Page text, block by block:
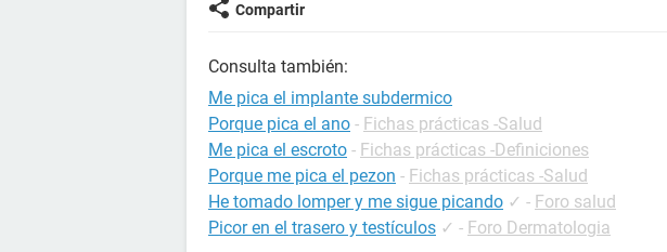
Compartir
Consulta también:
Me pica el implante subdermico
Porque pica el ano - Fichas prácticas -Salud
Me pica el escroto - Fichas prácticas -Definiciones
Porque me pica el pezon - Fichas prácticas -Salud
He tomado lomper y me sigue picando ✓ - Foro salud
Picor en el trasero y testículos ✓ - Foro Dermatologia